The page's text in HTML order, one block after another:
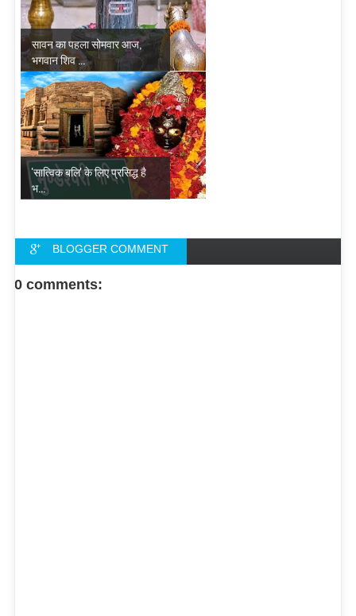
सावन का पहला सोमवार आज,
भगवान शिव ...
'सात्विक बलि' के लिए प्रसिद्ध है
भ...
BLOGGER COMMENT
FACEBOOK COMMENT
0 comments: